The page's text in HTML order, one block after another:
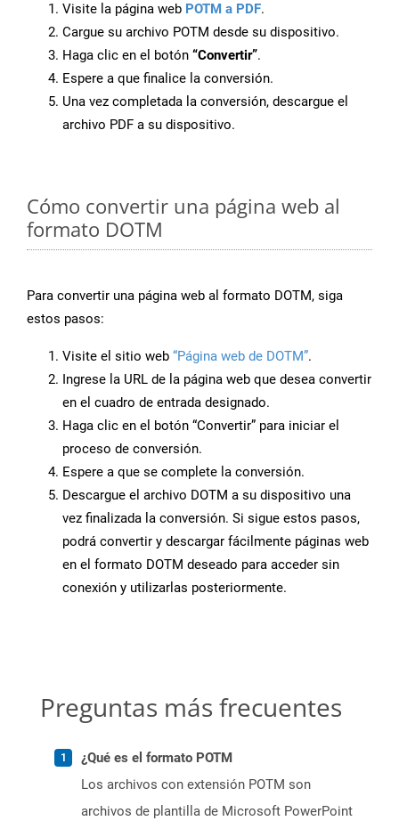
Visite la página web POTM a PDF.
Cargue su archivo POTM desde su dispositivo.
Haga clic en el botón “Convertir”.
Espere a que finalice la conversión.
Una vez completada la conversión, descargue el
archivo PDF a su dispositivo.
Cómo convertir una página web al
formato DOTM
Para convertir una página web al formato DOTM, siga
estos pasos:
Visite el sitio web “Página web de DOTM”.
Ingrese la URL de la página web que desea convertir
en el cuadro de entrada designado.
Haga clic en el botón “Convertir” para iniciar el
proceso de conversión.
Espere a que se complete la conversión.
Descargue el archivo DOTM a su dispositivo una
vez finalizada la conversión. Si sigue estos pasos,
podrá convertir y descargar fácilmente páginas web
en el formato DOTM deseado para acceder sin
conexión y utilizarlas posteriormente.
Preguntas más frecuentes
¿Qué es el formato POTM
Los archivos con extensión POTM son
archivos de plantilla de Microsoft PowerPoint